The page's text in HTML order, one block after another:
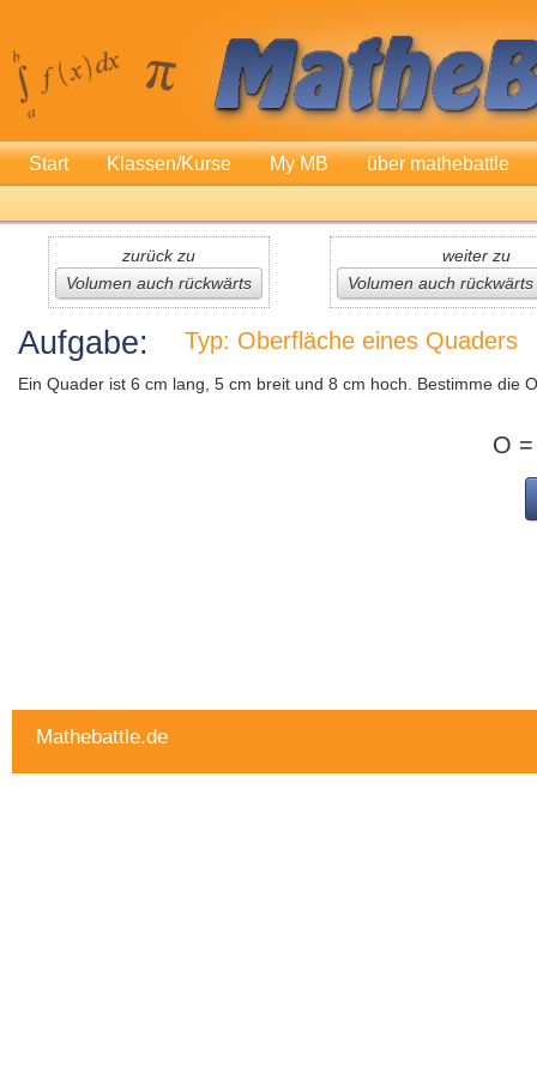
Start Klassen/Kurse My MB über mathebattle
zurück zu
Volumen auch rückwärts
weiter zu
Volumen auch
Aufgabe: Typ: Oberfläche eines Quaders
Ein Quader ist 6 cm lang, 5 cm breit und 8 cm hoch. Bestimme die
O =
Mathebattle.de